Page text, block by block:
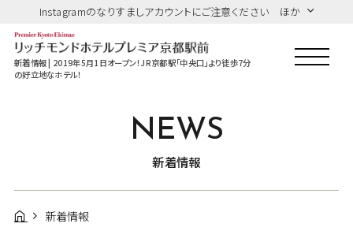
Instagramのなりすましアカウントにご注意ください ほか
新着情報 | 2019年5月1日オープン！JR京都駅「中央口」より徒歩7分
の好立地なホテル！
NEWS
新着情報
新着情報